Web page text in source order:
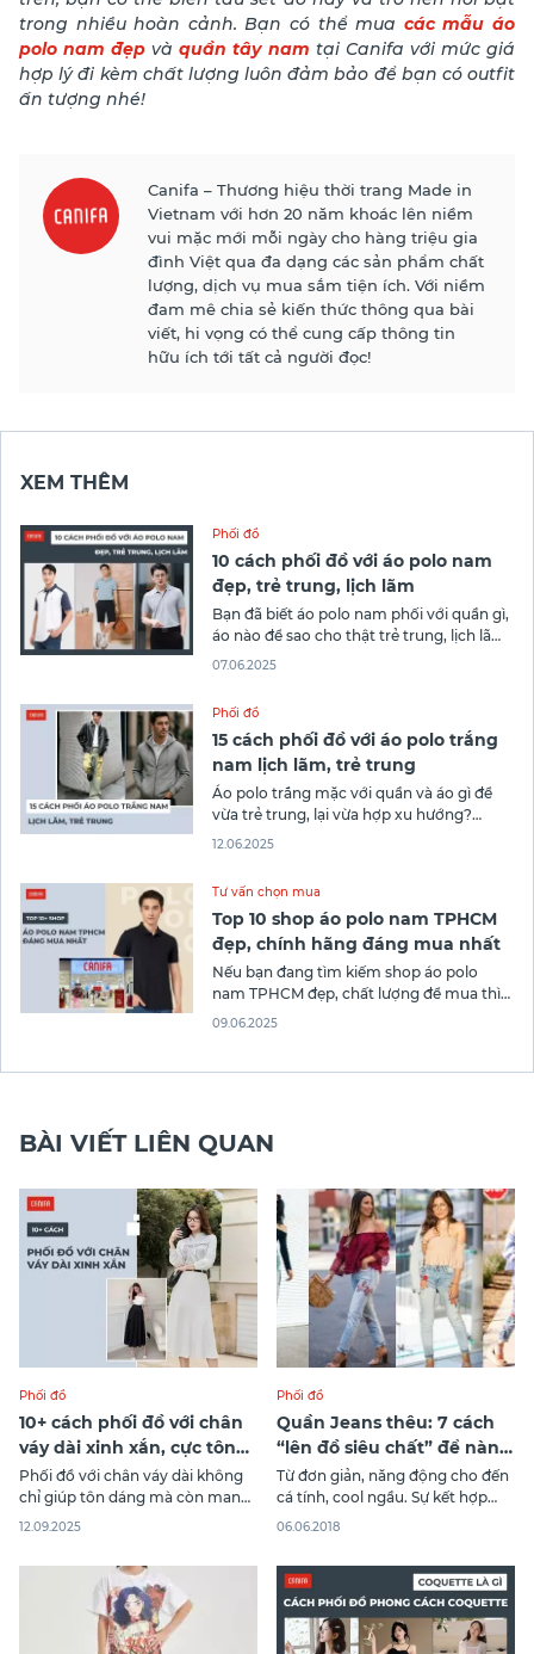
trong nhiều hoàn cảnh. Bạn có thể mua các mẫu áo
polo nam đẹp vàquần tây nam tại Canifa với mức giá
hợp lý đi kèm chất lượng luôn đảm bảo để bạn có outfit
ấn tượng nhé!
Canifa – Thương hiệu thời trang Made in
Vietnam với hơn 20 năm khoác lên niềm
vui mặc mới mỗi ngày cho hàng triệu gia
đình Việt qua đa dạng các sản phẩm chất
lượng, dịch vụ mua sắm tiện ích. Với niềm
đam mê chia sẻ kiến thức thông qua bài
viết, hi vọng có thể cung cấp thông tin
hữu ích tới tất cả người đọc!
XEM THÊM
Phối đồ
10 cách phối đồ với áo polo nam
đẹp, trẻ trung, lịch lãm
Bạn đã biết áo polo nam phối với quần gì,
áo nào để sao cho thật trẻ trung, lịch lãm
mà vẫn phù hợp với phong cách riêng
tầm gu thời trang mỗi ngày
07.06.2025
Phối đồ
15 cách phối đồ với áo polo trắng
nam lịch lãm, trẻ trung
Áo polo trắng mặc với quần và áo gì để
vừa trẻ trung, lại vừa hợp xu hướng?
Trong bài viết này, Canifa sẽ cùng bạn
hoàn cảnh!
12.06.2025
Tư vấn chọn mua
Top 10 shop áo polo nam TPHCM
đẹp, chính hãng đáng mua nhất
Nếu bạn đang tìm kiếm shop áo polo
nam TPHCM đẹp, chất lượng để mua thì
bài viết này chính là cẩm nang mua sắm
09.06.2025
BÀI VIẾT LIÊN QUAN
Phối đồ
10+ cách phối đồ với chân
váy dài xinh xắn, cực tôn
dáng
Phối đồ với chân váy dài không
chỉ giúp tôn dáng mà còn mang
đến vẻ ngoài thanh lịch, nữ tính
chất liệu, màu sắc và kiểu dáng
váy, bạn có thể linh hoạt kết hợp
cùng áo sơ mi, áo thun hay áo
12.09.2025
Phối đồ
Quần Jeans thêu: 7 cách
“lên đồ siêu chất” để nàng
mặc đẹp mỗi ngày
Từ đơn giản, năng động cho đến
cá tính, cool ngầu. Sự kết hợp
giữa áo phông và quần jean thêu
trang phục cực kỳ thời thượng
đấy
06.06.2018